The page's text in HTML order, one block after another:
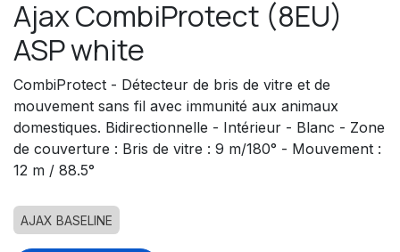
Ajax CombiProtect (8EU)
ASP white
CombiProtect - Détecteur de bris de vitre et de
mouvement sans fil avec immunité aux animaux
domestiques. Bidirectionnelle - Intérieur - Blanc - Zone
de couverture : Bris de vitre : 9 m/180° - Mouvement :
12 m / 88.5°
AJAX BASELINE